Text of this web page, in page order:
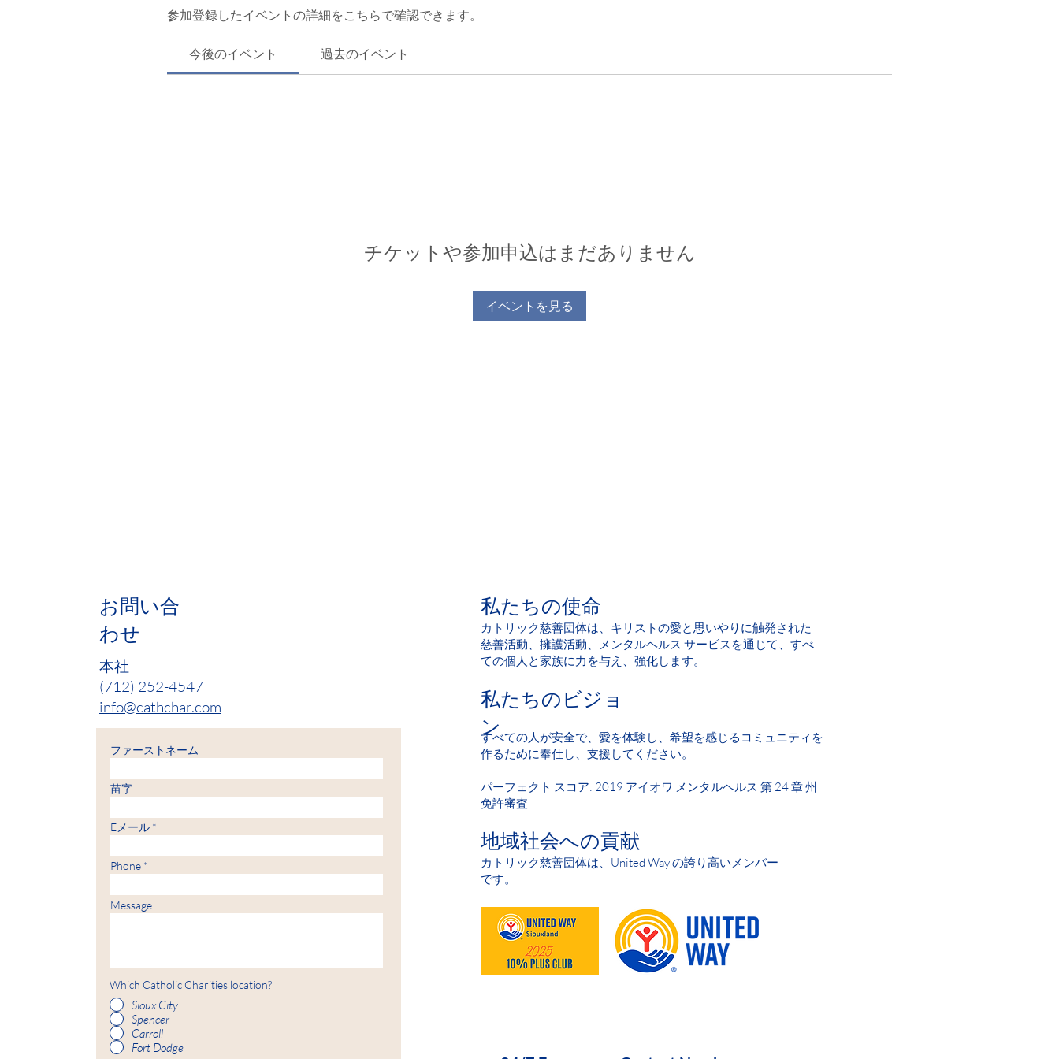
参加登録したイベントの詳細をこちらで確認できます。
今後のイベント 過去のイベント
チケットや参加申込はまだありません
イベントを見る
お問い合
わせ
本社
(712) 252-4547
info@cathchar.com
ファーストネーム
苗字
Eメール
Phone
Message
Which Catholic Charities location?
Sioux City
Spencer
Carroll
Fort Dodge
カトリック慈善団体は、キリストの愛と思いやりに触発された
慈善活動、擁護活動、メンタルヘルス サービスを通じて、すべ
ての個人と家族に力を与え、強化します。
私たちの使命
私たちのビジョ
ン
すべての人が安全で、愛を体験し、希望を感じるコミュニティを
作るために奉仕し、支援してください。
パーフェクト スコア: 2019 アイオワ メンタルヘルス 第 24 章 州
免許審査
地域社会への貢献
カトリック慈善団体は、United Way の誇り高いメンバー
です。